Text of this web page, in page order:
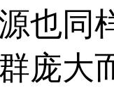
也同
庞大